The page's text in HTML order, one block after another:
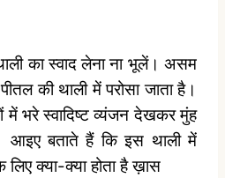
का स्वाद लेना ना भूलें। असम
पीतल की थाली में परोसा जाता है।
में भरे स्वादिष्ट व्यंजन देखकर मुंह
आइए बताते हैं कि इस थाली में
क्या-क्या होता है ख़ास